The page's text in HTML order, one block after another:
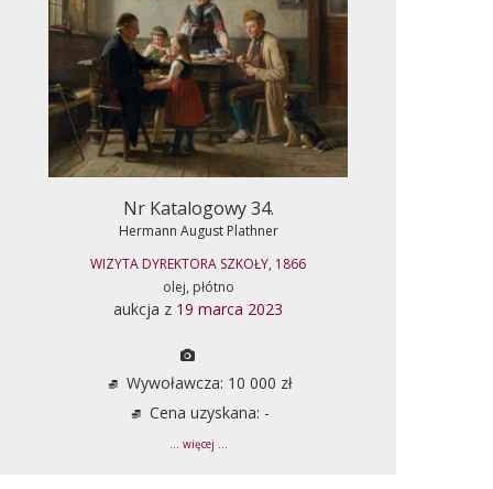
Nr Katalogowy 34.
Hermann August Plathner
WIZYTA DYREKTORA SZKOŁY, 1866
olej, płótno
aukcja z 19 marca 2023
Wywoławcza: 10 000 zł
Cena uzyskana: -
... więcej ...